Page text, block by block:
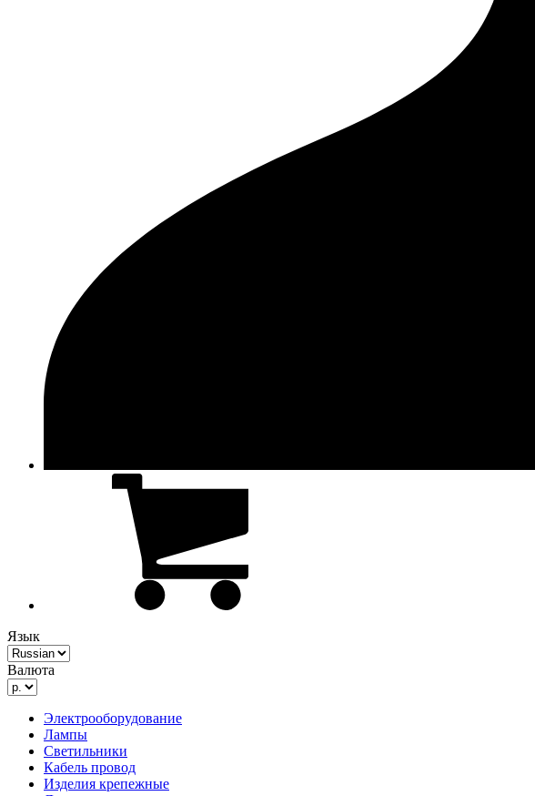
Язык
Валюта
Электрооборудование
Лампы
Светильники
Кабель провод
Изделия крепежные